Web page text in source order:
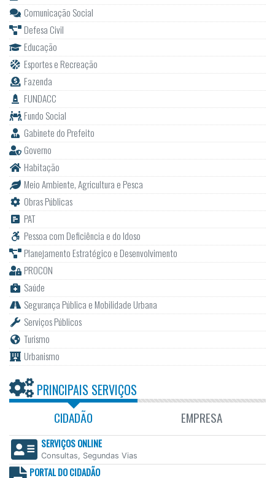
Comunicação Social
Defesa Civil
Educação
Esportes e Recreação
Fazenda
FUNDACC
Fundo Social
Gabinete do Prefeito
Governo
Habitação
Meio Ambiente, Agricultura e Pesca
Obras Públicas
PAT
Pessoa com Deficiência e do Idoso
Planejamento Estratégico e Desenvolvimento
PROCON
Saúde
Segurança Pública e Mobilidade Urbana
Serviços Públicos
Turismo
Urbanismo
PRINCIPAIS SERVIÇOS
CIDADÃO EMPRESA
SERVIÇOS ONLINE
Consultas, Segundas Vias
PORTAL DO CIDADÃO